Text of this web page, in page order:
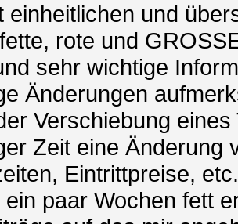
einheitlichen und
rote und
sehr wichtige
Änderungen
Verschiebung
Zeit eine Änderung
Eintrittpreise,
paar Wochen fett